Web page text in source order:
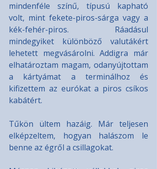
mindenféle színű, típusú kapható
volt, mint fekete-piros-sárga vagy a
kék-fehér-piros. Ráadásul
mindegyiket különböző valutákért
lehetett megvásárolni. Addigra már
elhatároztam magam, odanyújtottam
a kártyámat a terminálhoz és
kifizettem az eurókat a piros csíkos
kabátért.
Tűkön ültem hazáig. Már teljesen
elképzeltem, hogyan halászom le
benne az égről a csillagokat.